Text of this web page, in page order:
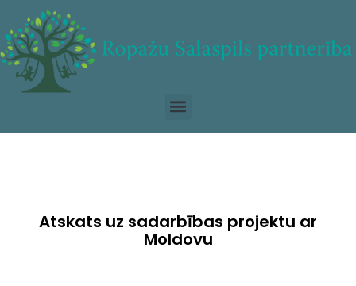
Atskats uz sadarbības projektu ar
Moldovu